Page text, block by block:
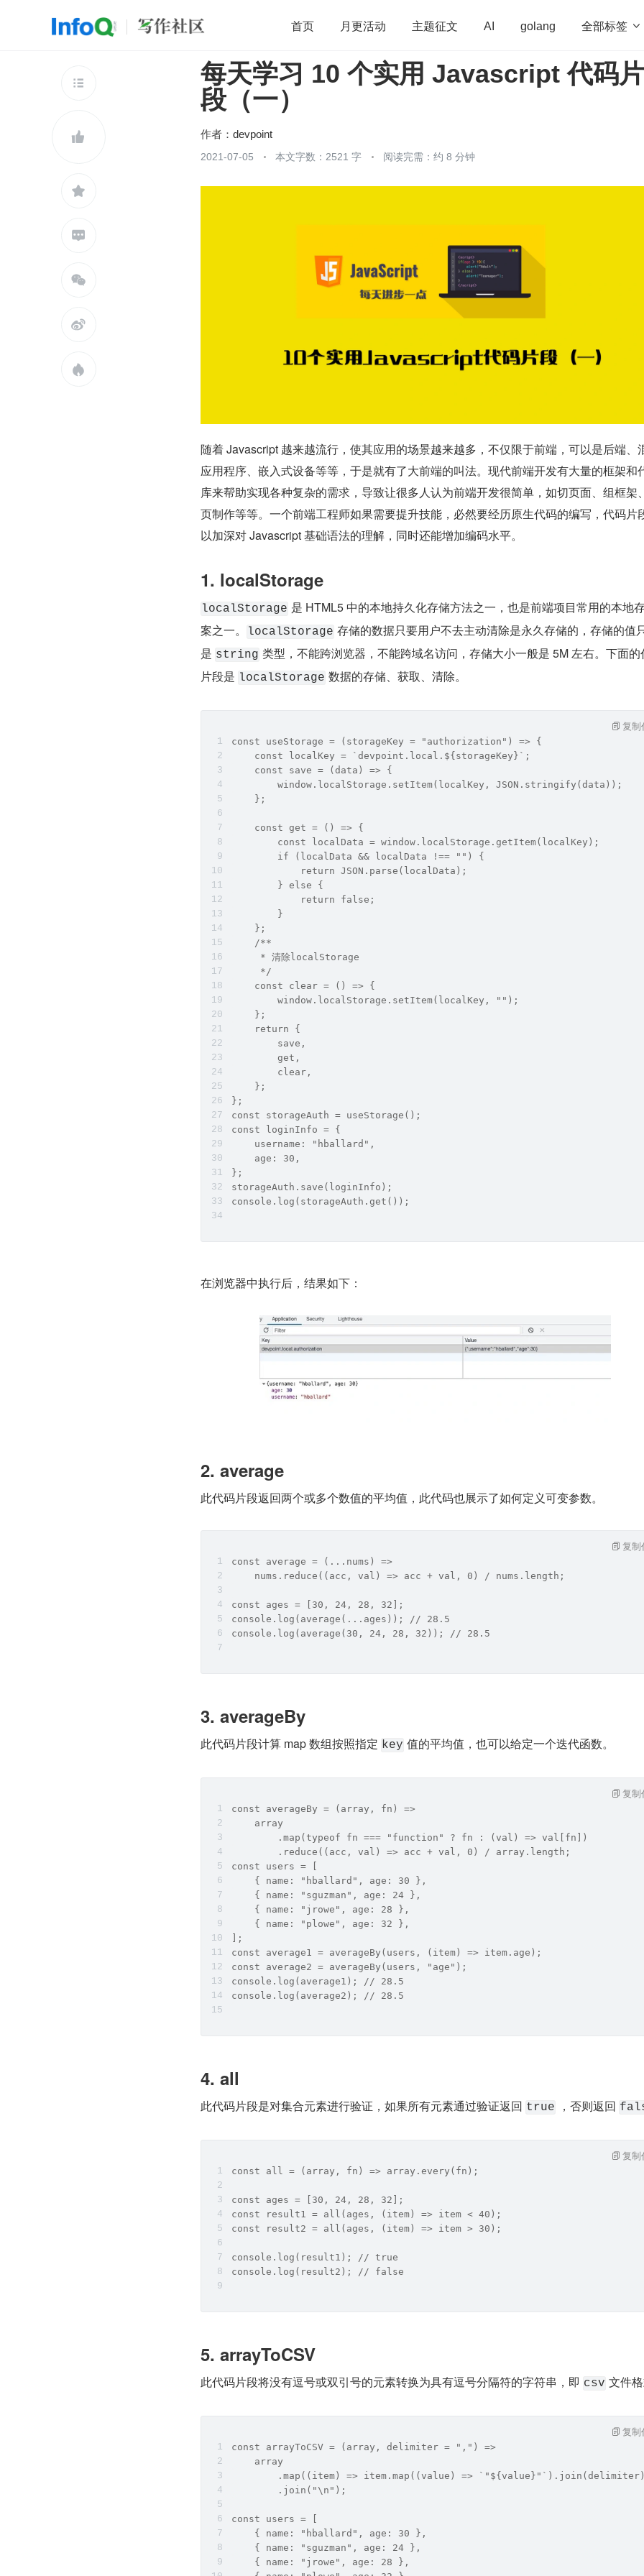
首页 月更活动 主题征文 AI golang 全部标签 
开源 架构 OpenHarmony 算法 学习方法 Web3.0 高
团队管理
查看更多







每天学习 10 个实用 Javascript 代码片
段（一）
作者： devpoint
2021-07-05 本文字数：2521 字 阅读完需：约 8 分钟
随着 Javascript 越来越流行，使其应用的场景越来越多，不仅限于前端，可以是后端、
应用程序、嵌入式设备等等，于是就有了大前端的叫法。现代前端开发有大量的框架和
库来帮助实现各种复杂的需求，导致让很多人认为前端开发很简单，如切页面、组框架
页制作等等。一个前端工程师如果需要提升技能，必然要经历原生代码的编写，代码片
以加深对 Javascript 基础语法的理解，同时还能增加编码水平。
1. localStorage
localStorage 是 HTML5 中的本地持久化存储方法之一，也是前端项目常用的本地
案之一。
localStorage 存储的数据只要用户不去主动清除是永久存储的，存储的值
是 string 类型，不能跨浏览器，不能跨域名访问，存储大小一般是 5M 左右。下面的
片段是 localStorage 数据的存储、获取、清除。
const useStorage = (storageKey = "authorization") => {
    const localKey = `devpoint.local.${storageKey}`;
    const save = (data) => {
        window.localStorage.setItem(localKey, JSON.stringify(data));
    };
    const get = () => {
        const localData = window.localStorage.getItem(localKey);
        if (localData && localData !== "") {
            return JSON.parse(localData);
        } else {
            return false;
        }
    };
    /**
     * 清除localStorage
     */
    const clear = () => {
        window.localStorage.setItem(localKey, "");
    };
    return {
        save,
        get,
        clear,
    };
};
const storageAuth = useStorage();
const loginInfo = {
    username: "hballard",
    age: 30,
};
storageAuth.save(loginInfo);
console.log(storageAuth.get());
复制
在浏览器中执行后，结果如下：
2. average
此代码片段返回两个或多个数值的平均值，此代码也展示了如何定义可变参数。
const average = (...nums) =>
    nums.reduce((acc, val) => acc + val, 0) / nums.length;
const ages = [30, 24, 28, 32];
console.log(average(...ages)); // 28.5
console.log(average(30, 24, 28, 32)); // 28.5
复制
3. averageBy
此代码片段计算 map 数组按照指定 key 值的平均值，也可以给定一个迭代函数。
const averageBy = (array, fn) =>
    array
        .map(typeof fn === "function" ? fn : (val) => val[fn])
        .reduce((acc, val) => acc + val, 0) / array.length;
const users = [
    { name: "hballard", age: 30 },
    { name: "sguzman", age: 24 },
    { name: "jrowe", age: 28 },
    { name: "plowe", age: 32 },
];
const average1 = averageBy(users, (item) => item.age);
const average2 = averageBy(users, "age");
console.log(average1); // 28.5
console.log(average2); // 28.5
复制
4. all
此代码片段是对集合元素进行验证，如果所有元素通过验证返回 true ，否则返回
const all = (array, fn) => array.every(fn);
const ages = [30, 24, 28, 32];
const result1 = all(ages, (item) => item < 40);
const result2 = all(ages, (item) => item > 30);
console.log(result1); // true
console.log(result2); // false
复制
5. arrayToCSV
此代码片段将没有逗号或双引号的元素转换为具有逗号分隔符的字符串，即 csv 文件
const arrayToCSV = (array, delimiter = ",") =>
    array
.map((item) => item.map((value) =>
        .join("\n");
const users = [
    { name: "hballard", age: 30 },
    { name: "sguzman", age: 24 },
    { name: "jrowe", age: 28 },
复制